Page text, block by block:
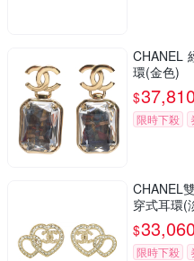
CHANEL
環(金色)
$
限時下殺
CHANEL
穿式耳環(
$
限時下殺